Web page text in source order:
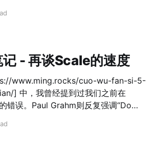
因为作假几近破产； 15课中的
由于丈夫是Stanford的教授，正好在虚
就和研究，于是顺水推舟，成就了
年创建
到2002年的时候市场会转向流媒
后他们又预期5年后的2007年流媒体
- 再谈Scale的速度
www.ming.rocks/cuo-wu-fan-si-5-
] 中，我曾经提到过我们之前在
错误。Paul Grahm则反复强调“Do
Scale的事情。这个对于LinkedIn这